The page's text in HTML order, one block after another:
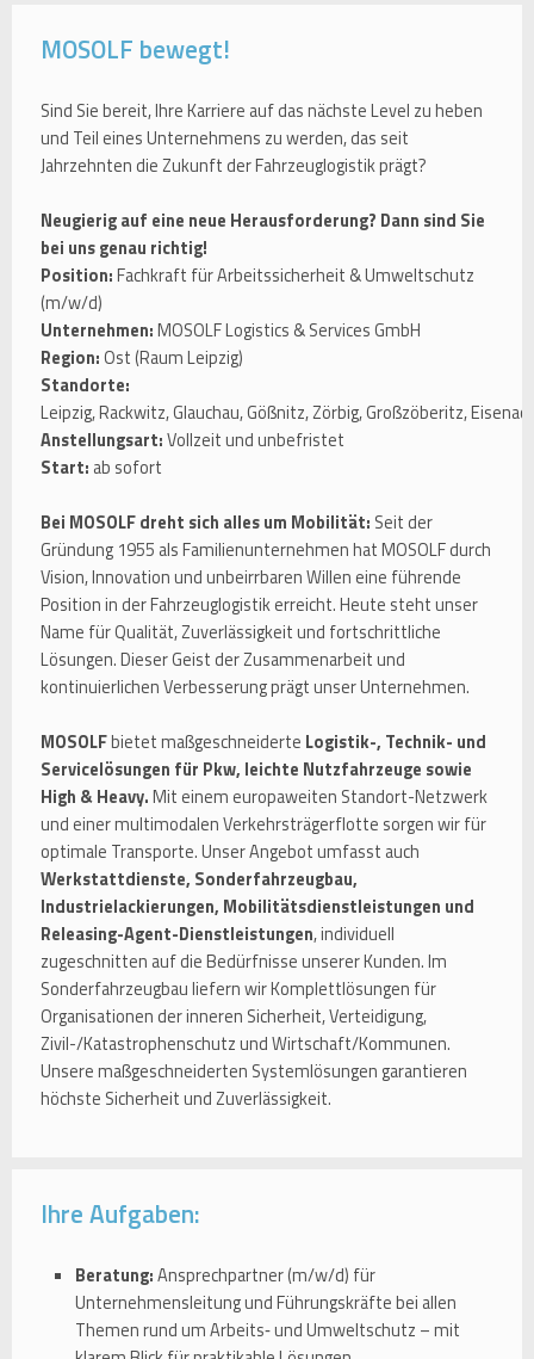
MOSOLF bewegt!
Sind Sie bereit, Ihre Karriere auf das nächste Level zu heben
und Teil eines Unternehmens zu werden, das seit
Jahrzehnten die Zukunft der Fahrzeuglogistik prägt?
Neugierig auf eine neue Herausforderung? Dann sind Sie
bei uns genau richtig!
Position:Fachkraft für Arbeitssicherheit & Umweltschutz
(m/w/d)
Unternehmen:MOSOLF Logistics & Services GmbH
Region:Ost (Raum Leipzig)
Standorte:
Leipzig, Rackwitz, Glauchau, Gößnitz, Zörbig, Großzöberitz,
Anstellungsart:Vollzeit und unbefristet
Start: ab sofort
Bei MOSOLF dreht sich alles um Mobilität: Seit der
Gründung 1955 als Familienunternehmen hat MOSOLF durch
Vision, Innovation und unbeirrbaren Willen eine führende
Position in der Fahrzeuglogistik erreicht. Heute steht unser
Name für Qualität, Zuverlässigkeit und fortschrittliche
Lösungen. Dieser Geist der Zusammenarbeit und
kontinuierlichen Verbesserung prägt unser Unternehmen.
MOSOLFbietet maßgeschneiderte Logistik-, Technik- und
Servicelösungen für Pkw, leichte Nutzfahrzeuge sowie
High & Heavy.Mit einem europaweiten Standort-Netzwerk
und einer multimodalen Verkehrsträgerflotte sorgen wir für
optimale Transporte. Unser Angebot umfasst auch
Werkstattdienste, Sonderfahrzeugbau,
Industrielackierungen, Mobilitätsdienstleistungen und
Releasing-Agent-Dienstleistungen, individuell
zugeschnitten auf die Bedürfnisse unserer Kunden. Im
Sonderfahrzeugbau liefern wir Komplettlösungen für
Organisationen der inneren Sicherheit, Verteidigung,
Zivil-/Katastrophenschutz und Wirtschaft/Kommunen.
Unsere maßgeschneiderten Systemlösungen garantieren
höchste Sicherheit und Zuverlässigkeit.
Ihre Aufgaben:
Beratung:Ansprechpartner (m/w/d) für
Unternehmensleitung und Führungskräfte bei allen
Themen rund um Arbeits‑ und Umweltschutz – mit